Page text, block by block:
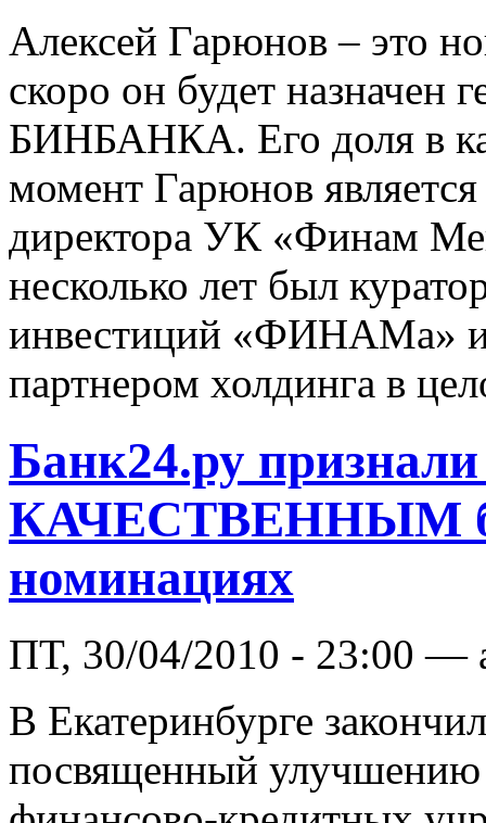
Алексей Гарюнов – это
скоро он будет назначен
БИНБАНКА. Его доля в
момент Гарюнов является
директора УК «Финам
несколько лет был
инвестиций «ФИНАМа» и
партнером холдинга в
Банк24.ру
КАЧЕСТВЕННЫМ
номинациях
ПТ, 30/04/2010 - 23:00 —
В Екатеринбурге
посвященный улучшению